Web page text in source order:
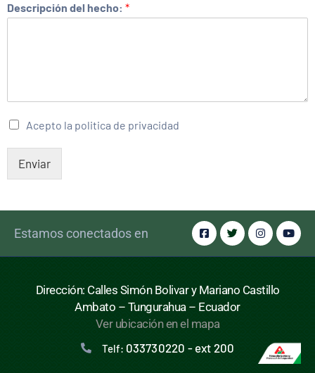
Descripción del hecho: *
Acepto la politica de privacidad
Enviar
Estamos conectados en
Dirección: Calles Simón Bolivar y Mariano Castillo
Ambato – Tungurahua – Ecuador
Ver ubicación en el mapa
Telf: 033730220 - ext 200